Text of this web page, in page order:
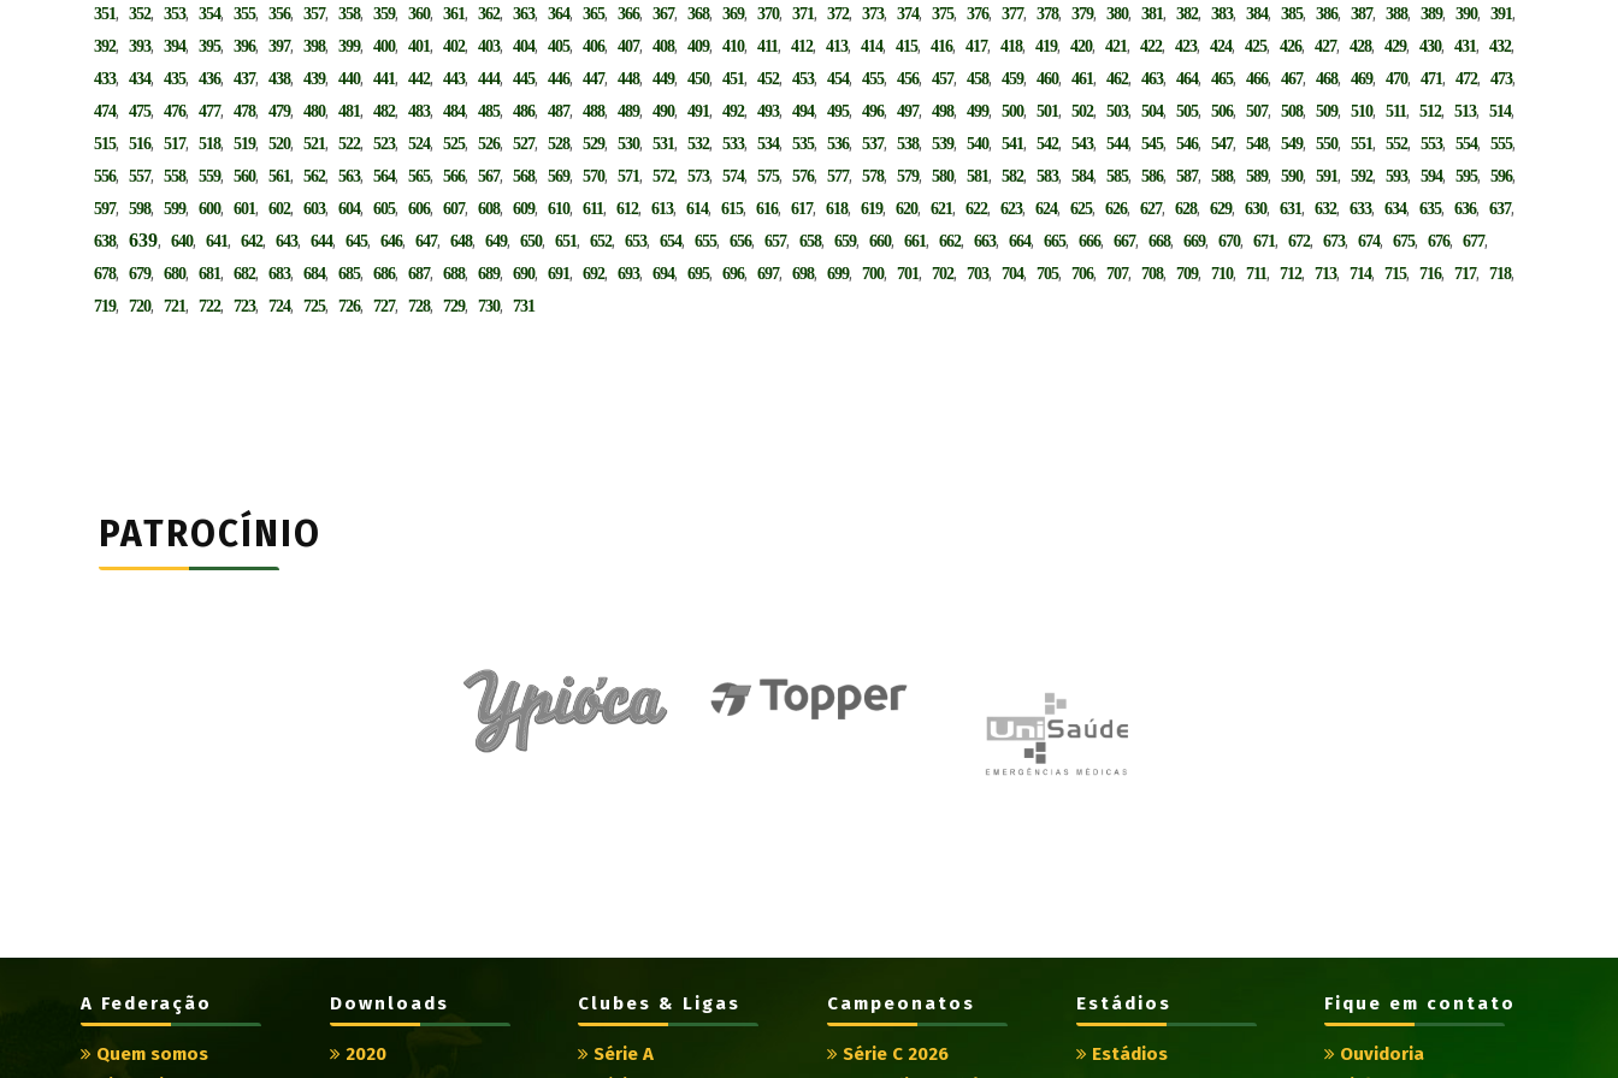
351,352,353,354,355,356,357,358,359,360,361,362,363,364,365,366,367,368,369,370,371,372,373,374,375,376,377,378,379,380,381,382,383,384,385,386,387,388,389,390,391,
392,393,394,395,396,397,398,399,400,401,402,403,404,405,406,407,408,409,410,411,412,413,414,415,416,417,418,419,420,421,422,423,424,425,426,427,428,429,430,431,432,
433,434,435,436,437,438,439,440,441,442,443,444,445,446,447,448,449,450,451,452,453,454,455,456,457,458,459,460,461,462,463,464,465,466,467,468,469,470,471,472,473,
474,475,476,477,478,479,480,481,482,483,484,485,486,487,488,489,490,491,492,493,494,495,496,497,498,499,500,501,502,503,504,505,506,507,508,509,510,511,512,513,514,
515,516,517,518,519,520,521,522,523,524,525,526,527,528,529,530,531,532,533,534,535,536,537,538,539,540,541,542,543,544,545,546,547,548,549,550,551,552,553,554,555,
556,557,558,559,560,561,562,563,564,565,566,567,568,569,570,571,572,573,574,575,576,577,578,579,580,581,582,583,584,585,586,587,588,589,590,591,592,593,594,595,596,
597,598,599,600,601,602,603,604,605,606,607,608,609,610,611,612,613,614,615,616,617,618,619,620,621,622,623,624,625,626,627,628,629,630,631,632,633,634,635,636,637,
638,639,640,641,642,643,644,645,646,647,648,649,650,651,652,653,654,655,656,657,658,659,660,661,662,663,664,665,666,667,668,669,670,671,672,673,674,675,676,677,
678,679,680,681,682,683,684,685,686,687,688,689,690,691,692,693,694,695,696,697,698,699,700,701,702,703,704,705,706,707,708,709,710,711,712,713,714,715,716,717,718,
719,720,721,722,723,724,725,726,727,728,729,730,731
PATROCÍNIO
A Federação
Quem somos
Downloads
2020
Clubes & Ligas
Série A
Campeonatos
Série C 2026
Estádios
Estádios
Fique em contato
Ouvidoria